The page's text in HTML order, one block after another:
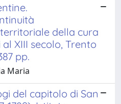
della cura
XIII secolo, Trento
pp.
Maria
del capitolo di San